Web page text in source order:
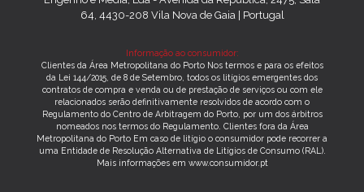
64, 4430-208 Vila Nova de Gaia | Portugal
Informação ao consumidor:
Clientes da Área Metropolitana do Porto Nos termos e para os efeitos
da Lei 144/2015, de 8 de Setembro, todos os litígios emergentes dos
contratos de compra e venda ou de prestação de serviços ou com ele
relacionados serão definitivamente resolvidos de acordo com o
Regulamento do Centro de Arbitragem do Porto, por um dos árbitros
nomeados nos termos do Regulamento. Clientes fora da Área
Metropolitana do Porto Em caso de litígio o consumidor pode recorrer a
uma Entidade de Resolução Alternativa de Litígios de Consumo (RAL).
Mais informações em www.consumidor.pt